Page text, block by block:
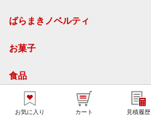
お気に入り カート 見積履歴
ばらまきノベルティ
お菓子
食品
飲料・ドリンク